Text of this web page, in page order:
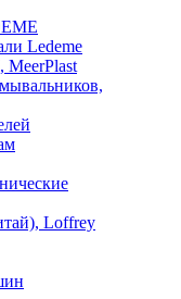
Ledeme
MeerPlast
Loffrey